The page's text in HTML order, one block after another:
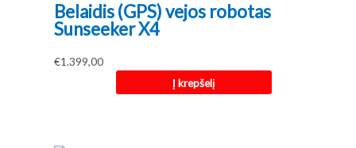
Belaidis (GPS) vejos robotas
Sunseeker X4
€1.399,00
Į krepšelį